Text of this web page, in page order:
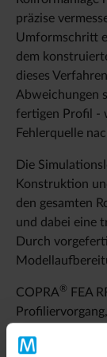
präzise
Umformschritt
dem
dieses
Abweichungen
fertigen Profil -
Fehlerquelle
Die
Konstruktion
den gesamten
und dabei eine
Durch
COPRA®
FEA
abbilden. Denn